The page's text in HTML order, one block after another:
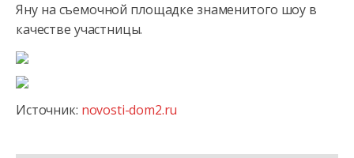
Яну на съемочной площадке знаменитого шоу в
качестве участницы.
Источник: novosti-dom2.ru